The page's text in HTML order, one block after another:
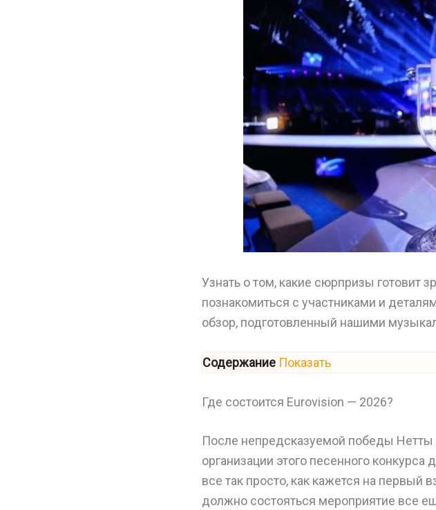
Узнать о том, какие сюрпризы готовит
познакомиться с участниками и
обзор, подготовленный нашими
Содержание Показать
Где состоится Eurovision — 2026?
После непредсказуемой победы Нетты
организации этого песенного
все так просто, как кажется на первый
должно состояться мероприятие все